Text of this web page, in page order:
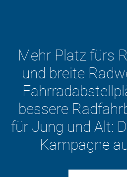
gute
sichere
und für
die